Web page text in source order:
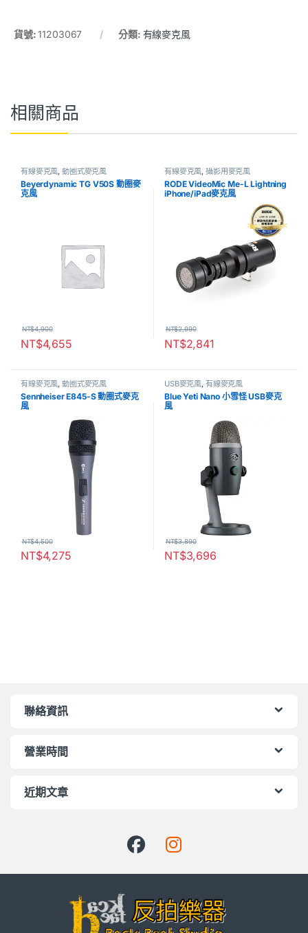
貨號:11203067 分類: 有線麥克風
相關商品
有線麥克風,動圈式麥克風
Beyerdynamic TG V50S 動圈麥
克風
NT$4,655
NT$4,900
有線麥克風,攝影用麥克風
RODE VideoMic Me-L Lightning
iPhone/iPad麥克風
NT$2,841
NT$2,990
有線麥克風,動圈式麥克風
Sennheiser E845-S 動圈式麥克
風
NT$4,275
NT$4,500
USB麥克風, 有線麥克風
Blue Yeti Nano 小雪怪 USB麥克
風
NT$3,696
NT$3,890
聯絡資訊
營業時間
近期文章